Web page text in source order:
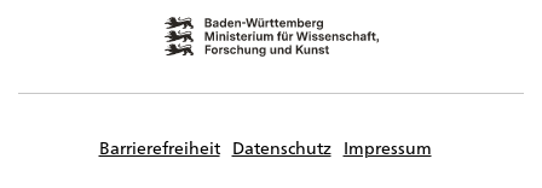
Barrierefreiheit Datenschutz Impressum